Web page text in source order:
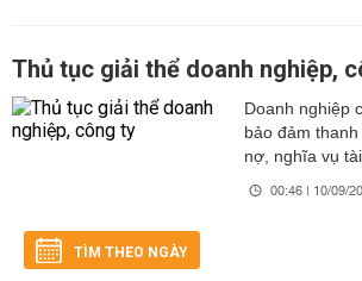
Thủ tục giải thể doanh nghiệp,
Doanh nghiệp
bảo đảm
nợ, nghĩa vụ tài
00:46 | 10/09/
TÌM THEO NGÀY